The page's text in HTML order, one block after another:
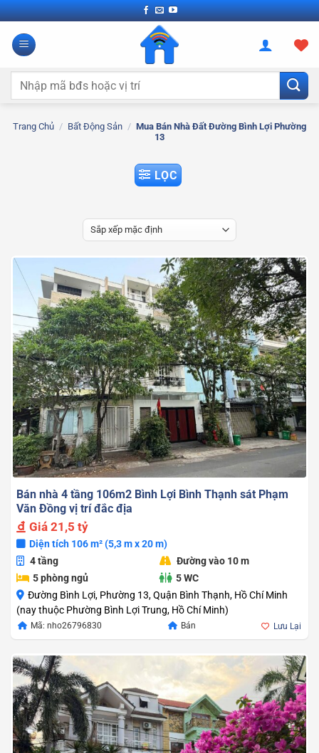
Bỏ
qua
nội
Tìm
Trang Chủ / Bất Động Sản / Mua Bán Nhà Đất Đường Bình Lợi Phường
13
LỌC
Bán nhà 4 tầng 106m2 Bình Lợi Bình Thạnh sát Phạm
Văn Đồng vị trí đắc địa
Giá 21,5 tỷ
Diện tích 106 m² (5,3 m x 20 m)
4 tầng
Đường vào 10 m
5 phòng ngủ
5 WC
Đường Bình Lợi, Phường 13, Quận Bình Thạnh, Hồ Chí Minh
(nay thuộc Phường Bình Lợi Trung, Hồ Chí Minh)
Mã: nho26796830 Bán Lưu Lại